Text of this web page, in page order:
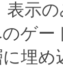
表示
ゲ
に埋